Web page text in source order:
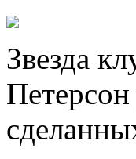
Звезда